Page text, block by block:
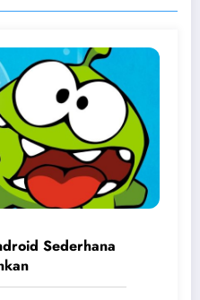
Sederhana